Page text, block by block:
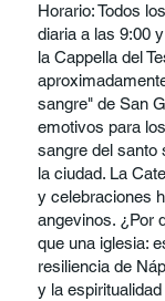
Horario: Todos
diaria a las 9:00
la Cappella del
sangre" de San
emotivos para
sangre del santo
la ciudad. La
y celebraciones
angevinos. ¿Por
que una iglesia:
resiliencia de
y la